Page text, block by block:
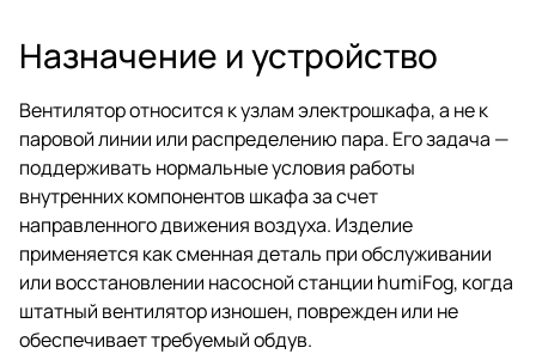
Назначение и устройство
Вентилятор относится к узлам электрошкафа, а не к
паровой линии или распределению пара. Его задача —
поддерживать нормальные условия работы
внутренних компонентов шкафа за счет
направленного движения воздуха. Изделие
применяется как сменная деталь при обслуживании
или восстановлении насосной станции humiFog, когда
штатный вентилятор изношен, поврежден или не
обеспечивает требуемый обдув.